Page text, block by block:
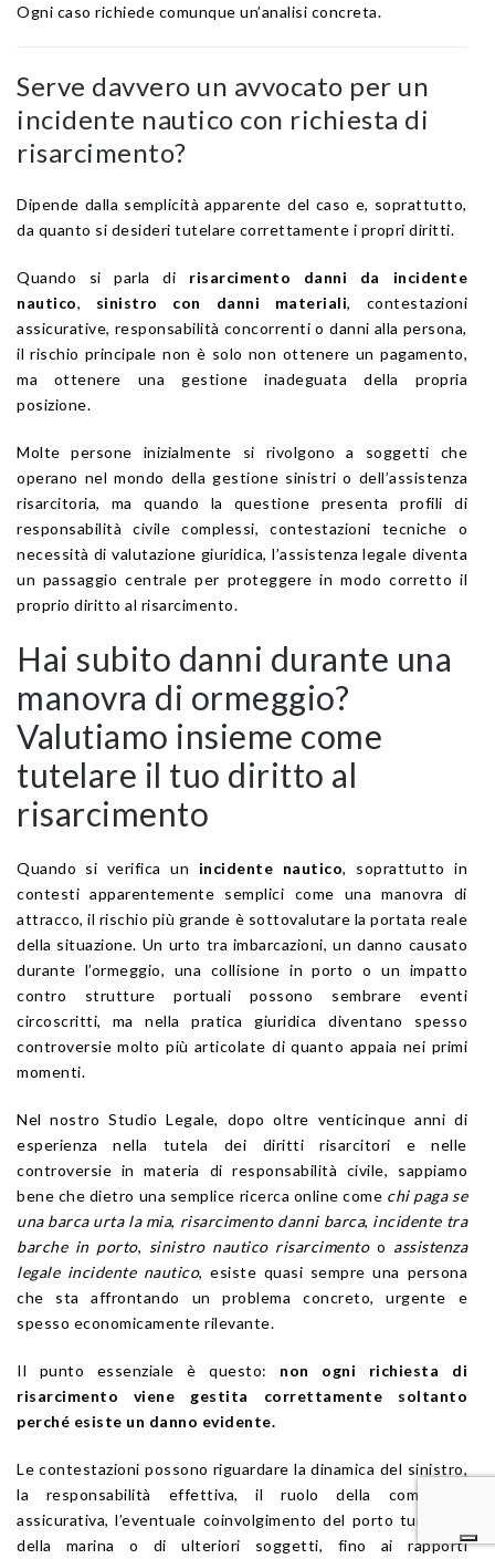
Ogni caso richiede comunque un’analisi concreta.
Serve davvero un avvocato per un
incidente nautico con richiesta di
risarcimento?
Dipende dalla semplicità apparente del caso e, soprattutto,
da quanto si desideri tutelare correttamente i propri diritti.
Quando si parla di risarcimento danni da incidente
nautico, sinistro con danni materiali, contestazioni
assicurative, responsabilità concorrenti o danni alla persona,
il rischio principale non è solo non ottenere un pagamento,
ma ottenere una gestione inadeguata della propria
posizione.
Molte persone inizialmente si rivolgono a soggetti che
operano nel mondo della gestione sinistri o dell’assistenza
risarcitoria, ma quando la questione presenta profili di
responsabilità civile complessi, contestazioni tecniche o
necessità di valutazione giuridica, l’assistenza legale diventa
un passaggio centrale per proteggere in modo corretto il
proprio diritto al risarcimento.
Hai subito danni durante una
manovra di ormeggio?
Valutiamo insieme come
tutelare il tuo diritto al
risarcimento
Quando si verifica un incidente nautico, soprattutto in
contesti apparentemente semplici come una manovra di
attracco, il rischio più grande è sottovalutare la portata reale
della situazione. Un urto tra imbarcazioni, un danno causato
durante l’ormeggio, una collisione in porto o un impatto
contro strutture portuali possono sembrare eventi
circoscritti, ma nella pratica giuridica diventano spesso
controversie molto più articolate di quanto appaia nei primi
momenti.
Nel nostro Studio Legale, dopo oltre venticinque anni di
esperienza nella tutela dei diritti risarcitori e nelle
controversie in materia di responsabilità civile, sappiamo
bene che dietro una semplice ricerca online come chi paga se
una barca urta la mia, risarcimento danni barca, incidente tra
barche in porto, sinistro nautico risarcimentoo assistenza
legale incidente nautico, esiste quasi sempre una persona
che sta affrontando un problema concreto, urgente e
spesso economicamente rilevante.
Il punto essenziale è questo: non ogni richiesta di
risarcimento viene gestita correttamente soltanto
perché esiste un danno evidente.
Le contestazioni possono riguardare la dinamica del sinistro,
la responsabilità effettiva, il ruolo della compagnia
assicurativa, l’eventuale coinvolgimento del porto turistico,
della marina o di ulteriori soggetti, fino ai rapporti